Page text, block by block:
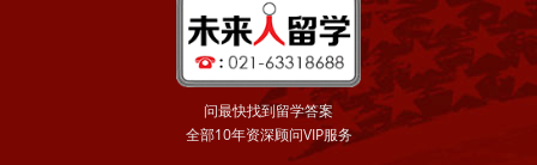
问最快找到留学答案
全部10年资深顾问VIP服务